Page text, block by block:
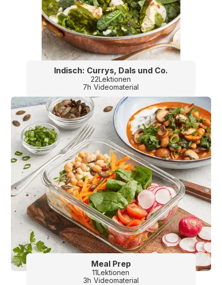
Indisch: Currys, Dals und Co.
22Lektionen
7h Videomaterial
Meal Prep
11Lektionen
3h Videomaterial